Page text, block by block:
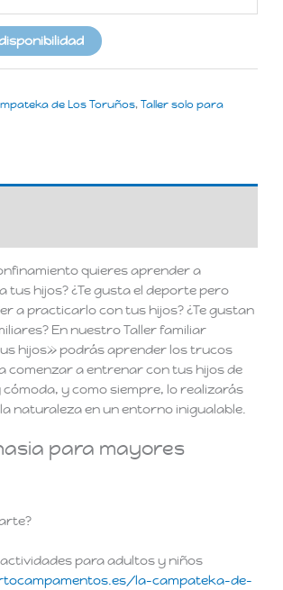
de Los Toruños,Taller solo para
quieres aprender a
tus hijos? ¿Te gusta el deporte pero
a practicarlo con tus hijos? ¿Te gustan
En nuestro Taller familiar
hijos» podrás aprender los trucos
comenzar a entrenar con tus hijos de
y como siempre, lo realizarás
naturaleza en un entorno inigualable.
para mayores
para adultos y niños
la-campateka-de-